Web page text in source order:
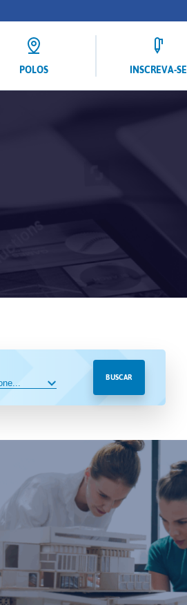
POLOS INSCREVA-SE
BUSCAR